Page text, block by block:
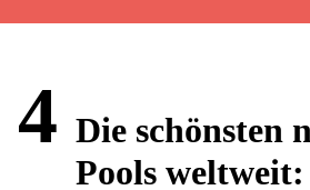
4 Die schönsten
Pools